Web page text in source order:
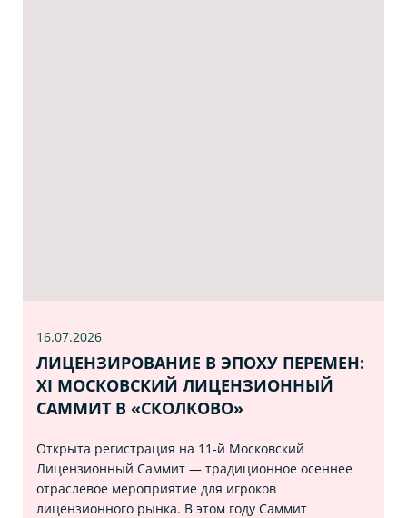
16.07.2026
ЛИЦЕНЗИРОВАНИЕ В ЭПОХУ ПЕРЕМЕН:
XI МОСКОВСКИЙ ЛИЦЕНЗИОННЫЙ
САММИТ В «СКОЛКОВО»
Открыта регистрация на 11‑й Московский
Лицензионный Саммит — традиционное осеннее
отраслевое мероприятие для игроков
лицензионного рынка. В этом году Саммит